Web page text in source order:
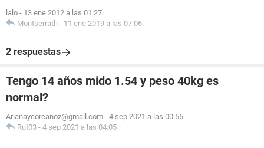
lalo - 13 ene 2012 a las 01:27
Montserrath - 11 ene 2019 a las 07:06
2 respuestas
Tengo 14 años mido 1.54 y peso 40kg es
normal?
Arianaycoreanoz@gmail.com - 4 sep 2021 a las 00:56
Rut03 - 4 sep 2021 a las 04:05